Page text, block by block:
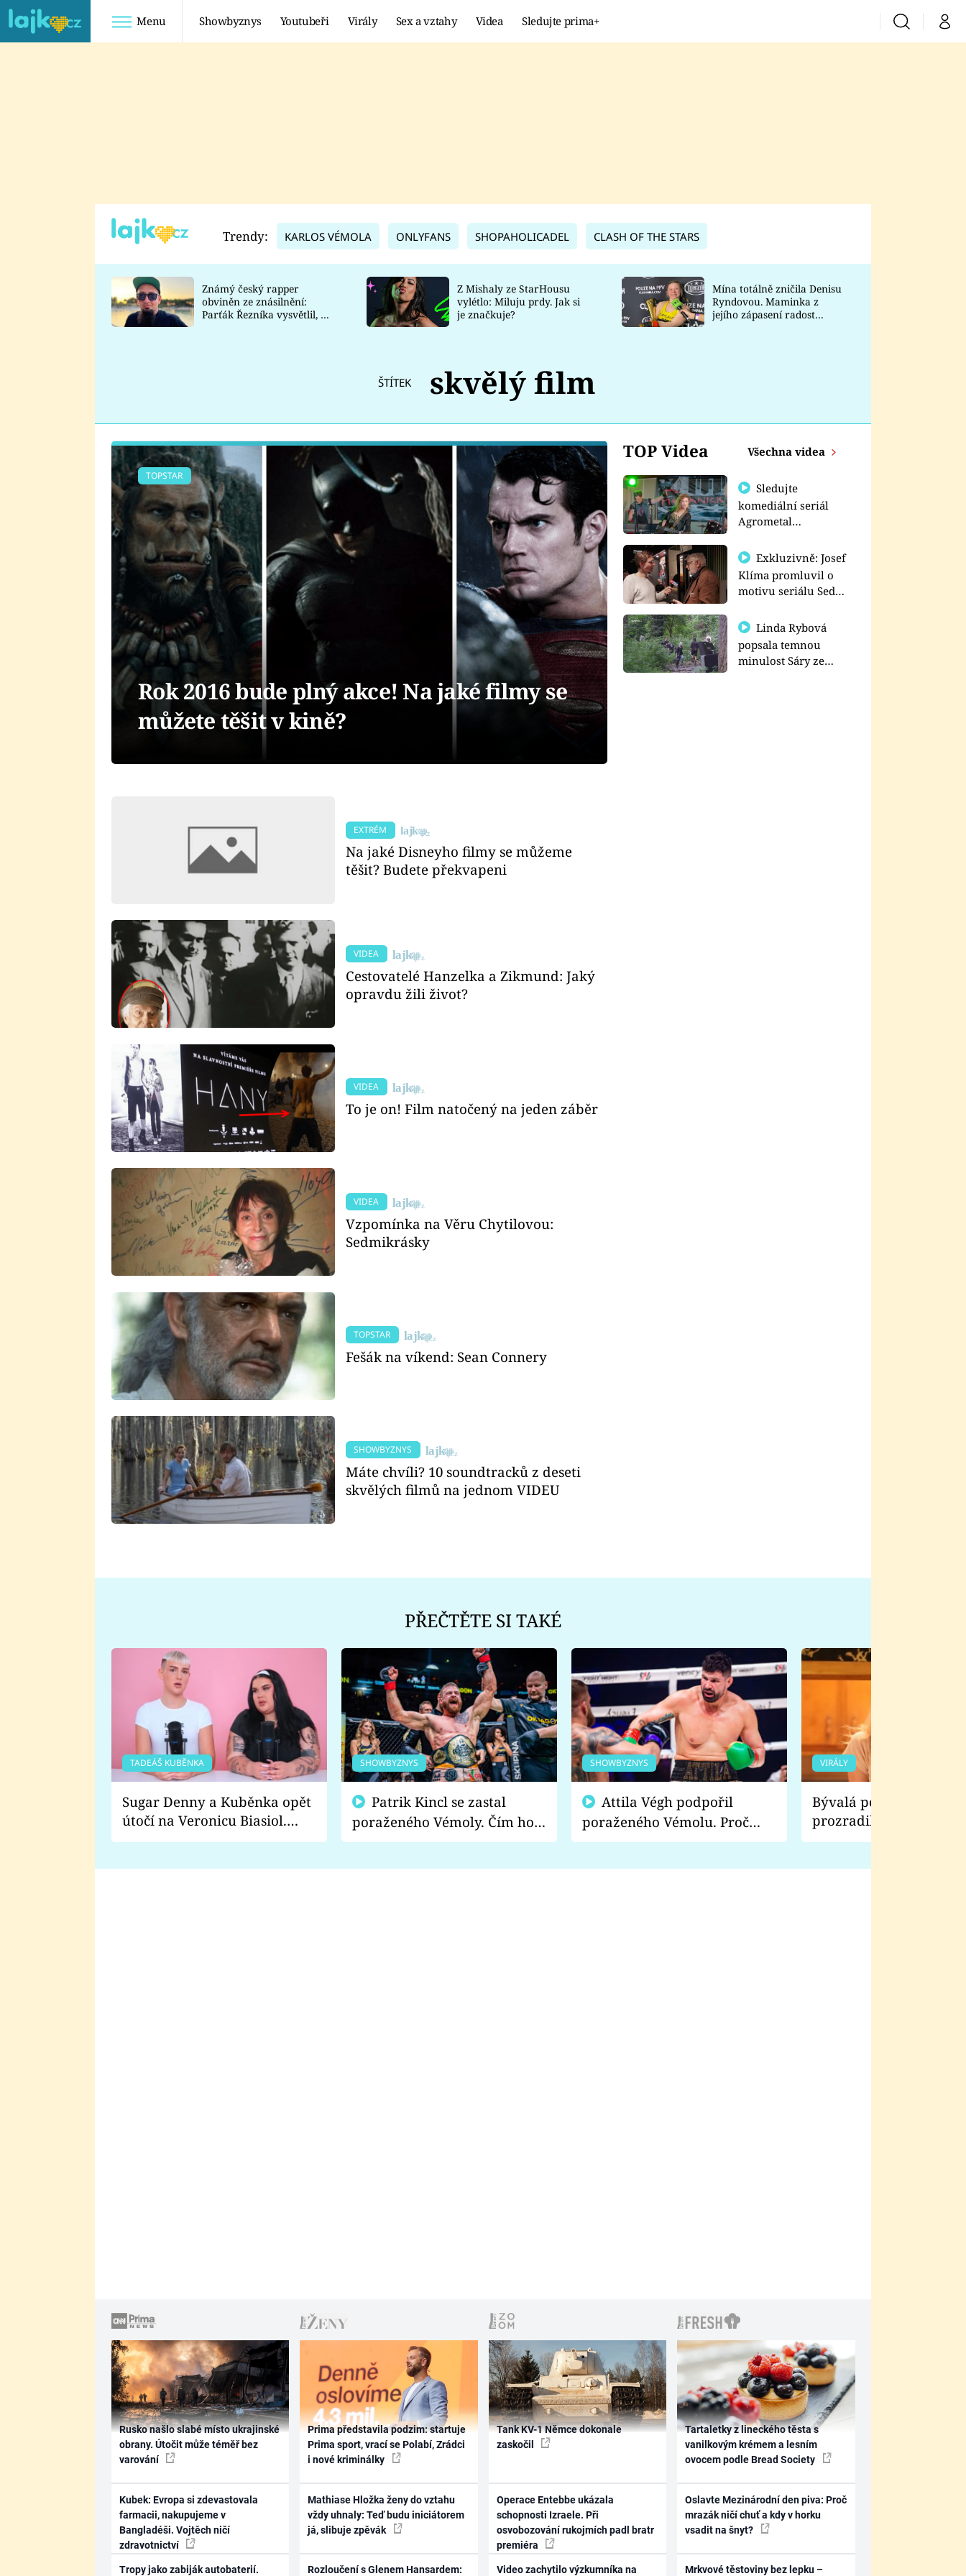
Menu Showbyznys Youtubeři Virály Sex a vztahy Videa Sledujte prima+ VyhledáváníMůj
TADEÁŠ KUBĚNKA
DATEL
Prima Lajk
Sledujte nás
Trendy: KARLOS VÉMOLA ONLYFANS SHOPAHOLICADEL CLASH OF THE STARS
Známý český rapper
obviněn ze znásilnění:
Parťák Řezníka vysvětlil, co
Z Mishaly ze StarHousu
vylétlo: Miluju prdy. Jak si
je značkuje?
Mína totálně zničila Denisu
Ryndovou. Maminka z
jejího zápasení radost
ŠTÍTEK skvělý film
TOP Videa Všechna videa
Sledujte
komediální seriál
Agrometal
prima+
Exkluzivně: Josef
Klíma promluvil o
motivu seriálu Sedm
Linda Rybová
popsala temnou
minulost Sáry ze
TOPSTAR
Rok 2016 bude plný akce! Na jaké filmy se
můžete těšit v kině?
EXTRÉM
Na jaké Disneyho filmy se můžeme
těšit? Budete překvapeni
VIDEA
Cestovatelé Hanzelka a Zikmund: Jaký
opravdu žili život?
VIDEA
To je on! Film natočený na jeden záběr
VIDEA
Vzpomínka na Věru Chytilovou:
Sedmikrásky
TOPSTAR
Fešák na víkend: Sean Connery
SHOWBYZNYS
Máte chvíli? 10 soundtracků z deseti
skvělých filmů na jednom VIDEU
PŘEČTĚTE SI TAKÉ
TADEÁŠ KUBĚNKA
Sugar Denny a Kuběnka opět
útočí na Veronicu Biasiol.
Proč je podle nich falešná a
SHOWBYZNYS
poraženého Vémoly. Čím ho
fanoušci naštvali?
SHOWBYZNYS
poraženého Vémolu. Proč
chce raději zápasit s ním než
VIRÁLY
Bývalá pornoherečka
prozradila, co ji
natáčení Euforie.
Rusko našlo slabé místo ukrajinské
obrany. Útočit může téměř bez
varování
Kubek: Evropa si zdevastovala
farmacii, nakupujeme v
Bangladéši. Vojtěch ničí
zdravotnictví
Tropy jako zabiják autobaterií.
Prima představila podzim: startuje
Prima sport, vrací se Polabí, Zrádci
i nové kriminálky
Mathiase Hložka ženy do vztahu
vždy uhnaly: Teď budu iniciátorem
já, slibuje zpěvák
Rozloučení s Glenem Hansardem:
Tank KV-1 Němce dokonale
zaskočil
Operace Entebbe ukázala
schopnosti Izraele. Při
osvobozování rukojmích padl bratr
premiéra
Video zachytilo výzkumníka na
Tartaletky z lineckého těsta s
vanilkovým krémem a lesním
ovocem podle Bread Society
Oslavte Mezinárodní den piva: Proč
mrazák ničí chuť a kdy v horku
vsadit na šnyt?
Mrkvové těstoviny bez lepku –